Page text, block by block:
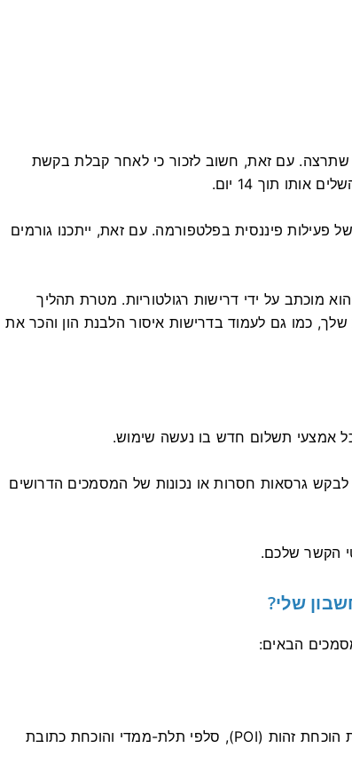
עם זאת, חשוב לזכור כי לאחר קבלת בקשת
תוך 14 יום.
פיננסית בפלטפורמה. עם זאת, ייתכנו גורמים
מוכתב על ידי דרישות רגולטוריות. מטרת תהליך
כמו גם לעמוד בדרישות איסור הלבנת הון והכר את
גרסאות חסרות או נכונות של המסמכים הדרושים
שלי?
הבאים:
כדי לאמת את חשבונך לפני ההפקדה, תצטרך להעלות הוכחת זהות (POI), סלפי תלת-ממדי והוכחת כתובת